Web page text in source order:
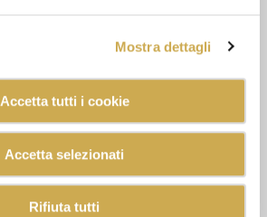
Mostra dettagli
Accetta tutti i cookie
Accetta selezionati
Rifiuta tutti